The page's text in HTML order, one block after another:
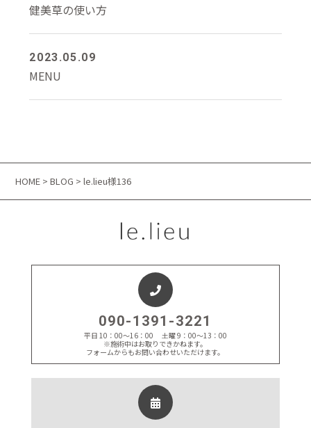
健美草の使い方
2023.05.09
MENU
HOME >BLOG > le.lieu様136
090-1391-3221
平日 10：00～16：00 土曜 9：00～13：00
※施術中はお取りできかねます。
フォームからもお問い合わせいただけます。